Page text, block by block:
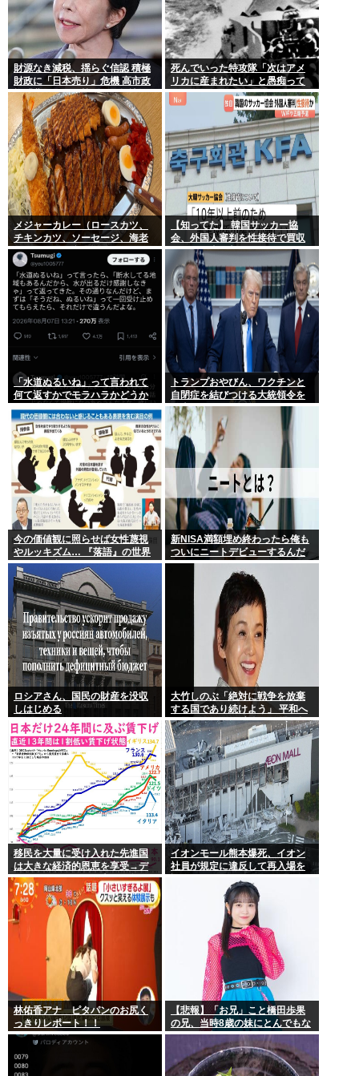
財源なき減税、揺らぐ信認 積極
財政に「日本売り」危機 高市政
権「悲願」に固執〔深層探訪〕
死んでいった特攻隊「次はアメ
リカに産まれたい」と愚痴って
いた
メジャーカレー（ロースカツ、
チキンカツ、ソーセージ、海老
フライ、ゆで卵）ケンモメンな
ら余裕でペロリだろ？
【知ってた】 韓国サッカー協
会、外国人審判を性接待で買収
していた事が判明
「水道ぬるいね」って言われて
何て返すかでモラハラかどうか
わかるらしいwww
トランプおやびん、ワクチンと
自閉症を結びつける大統領令を
発表へ、
今の価値観に照らせば女性蔑視
やルッキズム… 『落語』の世界
もセリフ変更や改作、現代にふ
さわしい表現模索の動き
新NISA満額埋め終わったら俺も
ついにニートデビューするんだ
がアドバイスある?
ロシアさん、国民の財産を没収
しはじめる
大竹しのぶ「絶対に戦争を放棄
する国であり続けよう」 平和へ
の思いをつづる 広島に原爆が投
下されてから81年
移民を大量に受け入れた先進国
は大きな経済的恩恵を享受→デ
ータでもはっきり日本一人負け
示される
イオンモール熊本爆死、イオン
社員が規定に違反して再入場を
林佑香アナ ピタパンのお尻く
っきりレポート！！
【悲報】「お兄」こと橋田歩果
の兄、当時8歳の妹にとんでもな
いことを頼む